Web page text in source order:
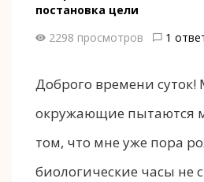
постановка цели
2298 просмотров
1
Доброго времени суток!
окружающие пытаются
том, что мне уже пора
биологические часы не